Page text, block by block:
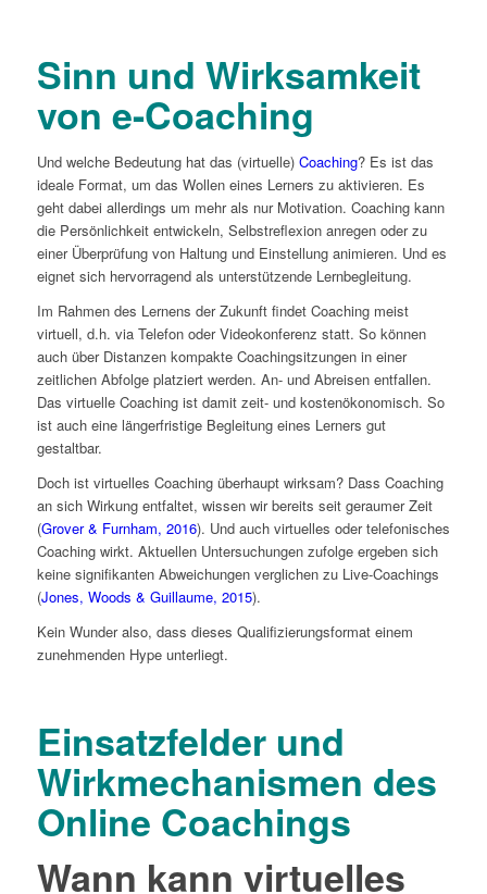
Sinn und Wirksamkeit
von e-Coaching
Und welche Bedeutung hat das (virtuelle) Coaching? Es ist das
ideale Format, um das Wollen eines Lerners zu aktivieren. Es
geht dabei allerdings um mehr als nur Motivation. Coaching kann
die Persönlichkeit entwickeln, Selbstreflexion anregen oder zu
einer Überprüfung von Haltung und Einstellung animieren. Und es
eignet sich hervorragend als unterstützende Lernbegleitung.
Im Rahmen des Lernens der Zukunft findet Coaching meist
virtuell, d.h. via Telefon oder Videokonferenz statt. So können
auch über Distanzen kompakte Coachingsitzungen in einer
zeitlichen Abfolge platziert werden. An- und Abreisen entfallen.
Das virtuelle Coaching ist damit zeit- und kostenökonomisch. So
ist auch eine längerfristige Begleitung eines Lerners gut
gestaltbar.
Doch ist virtuelles Coaching überhaupt wirksam? Dass Coaching
an sich Wirkung entfaltet, wissen wir bereits seit geraumer Zeit
(Grover & Furnham, 2016). Und auch virtuelles oder telefonisches
Coaching wirkt. Aktuellen Untersuchungen zufolge ergeben sich
keine signifikanten Abweichungen verglichen zu Live-Coachings
(Jones, Woods & Guillaume, 2015).
Kein Wunder also, dass dieses Qualifizierungsformat einem
zunehmenden Hype unterliegt.
Einsatzfelder und
Wirkmechanismen des
Online Coachings
Wann kann virtuelles